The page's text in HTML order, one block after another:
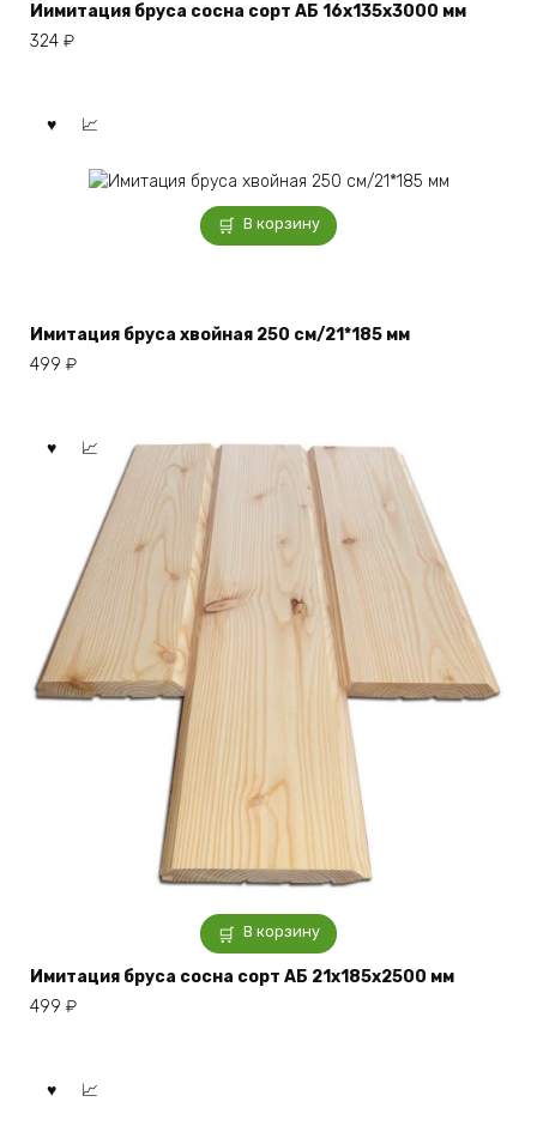
Иимитация бруса сосна сорт АБ 16x135x3000 мм
324 ₽
В корзину
Имитация бруса хвойная 250 см/21*185 мм
499 ₽
В корзину
Имитация бруса сосна сорт АБ 21x185x2500 мм
499 ₽